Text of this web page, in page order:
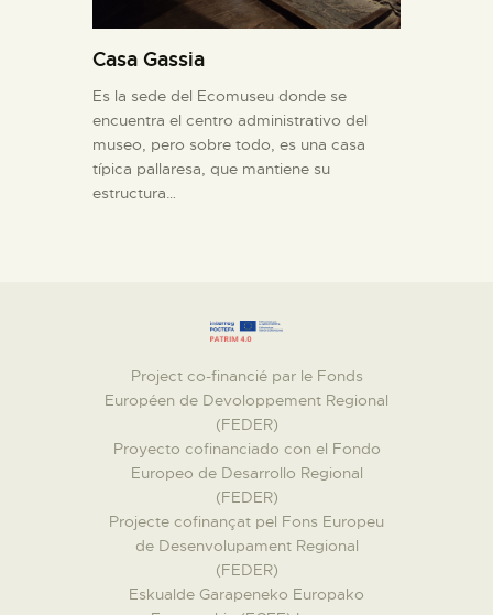
Casa Gassia
Es la sede del Ecomuseu donde se
encuentra el centro administrativo del
museo, pero sobre todo, es una casa
típica pallaresa, que mantiene su
estructura…
Project co-financié par le Fonds
Européen de Devoloppement Regional
(FEDER)
Proyecto cofinanciado con el Fondo
Europeo de Desarrollo Regional
(FEDER)
Projecte cofinançat pel Fons Europeu
de Desenvolupament Regional
(FEDER)
Eskualde Garapeneko Europako